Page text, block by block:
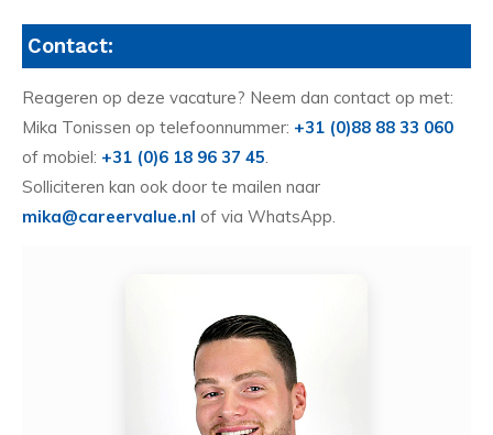
Contact:
Reageren op deze vacature? Neem dan contact op met:
Mika Tonissen op telefoonnummer: +31 (0)88 88 33 060
of mobiel: +31 (0)6 18 96 37 45.
Solliciteren kan ook door te mailen naar
mika@careervalue.nl of via WhatsApp.